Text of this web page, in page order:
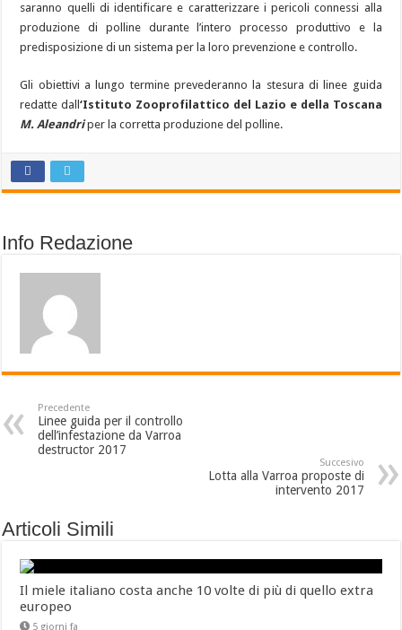
saranno quelli di identificare e caratterizzare i pericoli connessi alla
produzione di polline durante l’intero processo produttivo e la
predisposizione di un sistema per la loro prevenzione e controllo.
Gli obiettivi a lungo termine prevederanno la stesura di linee guida
redatte dall‘Istituto Zooprofilattico del Lazio e della Toscana
M. Aleandri per la corretta produzione del polline.
Info Redazione
Precedente
Linee guida per il controllo
dell’infestazione da Varroa
destructor 2017
Succesivo
Lotta alla Varroa proposte di
intervento 2017
Articoli Simili
Il miele italiano costa anche 10 volte di più di quello extra
europeo
5 giorni fa